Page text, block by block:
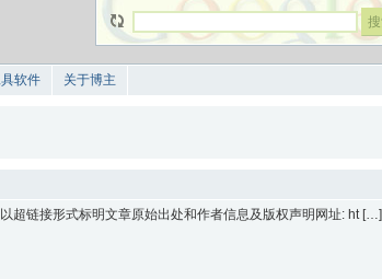
软件 关于博主
超链接形式标明文章原始出处和作者信息及版权声明网址: ht […]